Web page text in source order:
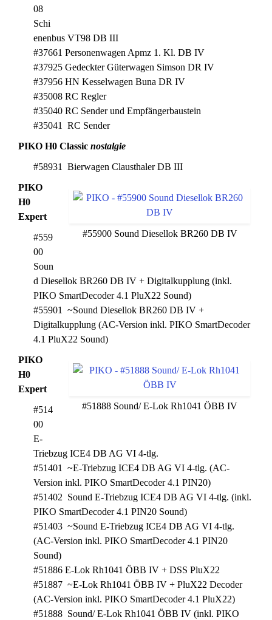
08
Schi
enenbus VT98 DB III
#37661 Personenwagen Apmz 1. Kl. DB IV
#37925 Gedeckter Güterwagen Simson DR IV
#37956 HN Kesselwagen Buna DR IV
#35008 RC Regler
#35040 RC Sender und Empfängerbaustein
#35041 RC Sender
PIKO H0 Classic nostalgie
#58931 Bierwagen Clausthaler DB III
#55900 Sound Diesellok BR260 DB IV
PIKO
H0
Expert
#559
00
Soun
d Diesellok BR260 DB IV + Digitalkupplung (inkl.
PIKO SmartDecoder 4.1 PluX22 Sound)
#55901 ~Sound Diesellok BR260 DB IV +
Digitalkupplung (AC-Version inkl. PIKO SmartDecoder
4.1 PluX22 Sound)
#51888 Sound/ E-Lok Rh1041 ÖBB IV
PIKO
H0
Expert
#514
00
E-
Triebzug ICE4 DB AG VI 4-tlg.
#51401 ~E-Triebzug ICE4 DB AG VI 4-tlg. (AC-
Version inkl. PIKO SmartDecoder 4.1 PIN20)
#51402 Sound E-Triebzug ICE4 DB AG VI 4-tlg. (inkl.
PIKO SmartDecoder 4.1 PIN20 Sound)
#51403 ~Sound E-Triebzug ICE4 DB AG VI 4-tlg.
(AC-Version inkl. PIKO SmartDecoder 4.1 PIN20
Sound)
#51886 E-Lok Rh1041 ÖBB IV + DSS PluX22
#51887 ~E-Lok Rh1041 ÖBB IV + PluX22 Decoder
(AC-Version inkl. PIKO SmartDecoder 4.1 PluX22)
#51888 Sound/ E-Lok Rh1041 ÖBB IV (inkl. PIKO